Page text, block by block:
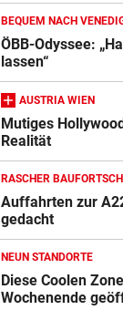
BEQUEM NACH
ÖBB-Odyssee:
lassen“
AUSTRIA WIEN
Mutiges
Realität
RASCHER
Auffahrten zur
gedacht
NEUN STANDORTE
Diese Coolen
Wochenende